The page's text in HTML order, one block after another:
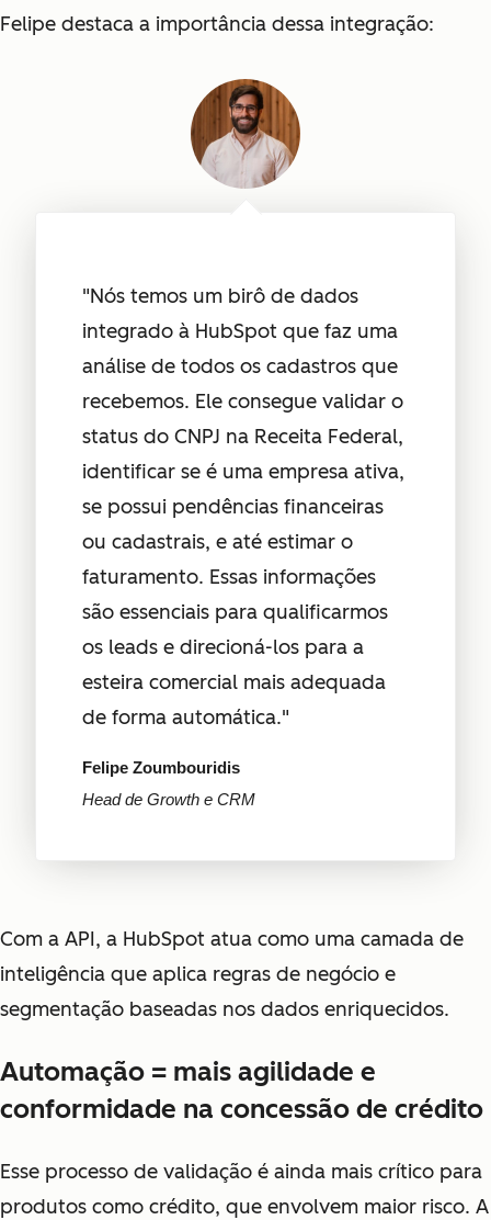
Felipe destaca a importância dessa integração:
"Nós temos um birô de dados
integrado à HubSpot que faz uma
análise de todos os cadastros que
recebemos. Ele consegue validar o
status do CNPJ na Receita Federal,
identificar se é uma empresa ativa,
se possui pendências financeiras
ou cadastrais, e até estimar o
faturamento. Essas informações
são essenciais para qualificarmos
os leads e direcioná-los para a
esteira comercial mais adequada
de forma automática."
Felipe Zoumbouridis
Head de Growth e CRM
Com a API, a HubSpot atua como uma camada de
inteligência que aplica regras de negócio e
segmentação baseadas nos dados enriquecidos.
Automação = mais agilidade e
conformidade na concessão de crédito
Esse processo de validação é ainda mais crítico para
produtos como crédito, que envolvem maior risco. A